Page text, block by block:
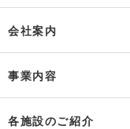
会社案内
事業内容
各施設のご紹介